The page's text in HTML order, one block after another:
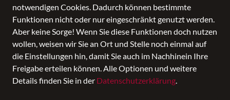
notwendigen Cookies. Dadurch können bestimmte
Funktionen nicht oder nur eingeschränkt genutzt werden.
Aber keine Sorge! Wenn Sie diese Funktionen doch nutzen
wollen, weisen wir Sie an Ort und Stelle noch einmal auf
die Einstellungen hin, damit Sie auch im Nachhinein Ihre
Freigabe erteilen können. Alle Optionen und weitere
Details finden Sie in der Datenschutzerklärung.
18 Produkte